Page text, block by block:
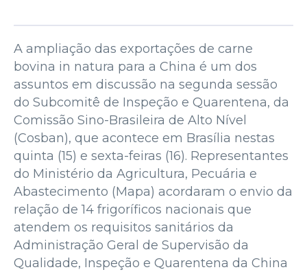
A ampliação das exportações de carne
bovina in natura para a China é um dos
assuntos em discussão na segunda sessão
do Subcomitê de Inspeção e Quarentena, da
Comissão Sino-Brasileira de Alto Nível
(Cosban), que acontece em Brasília nestas
quinta (15) e sexta-feiras (16). Representantes
do Ministério da Agricultura, Pecuária e
Abastecimento (Mapa) acordaram o envio da
relação de 14 frigoríficos nacionais que
atendem os requisitos sanitários da
Administração Geral de Supervisão da
Qualidade, Inspeção e Quarentena da China